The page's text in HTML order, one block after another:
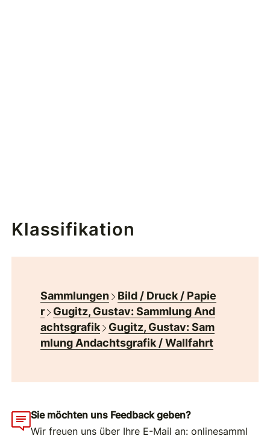
Klassifikation
Sammlungen
Bild / Druck / Papie
r
Gugitz, Gustav: Sammlung And
achtsgrafik
Gugitz, Gustav: Sam
mlung Andachtsgrafik / Wallfahrt
Sie möchten uns Feedback geben?
Wir freuen uns über Ihre E-Mail an:onlinesamml